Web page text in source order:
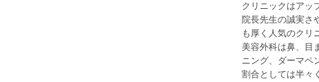
クリニックはアッ
院長先生の誠実さ
も厚く人気のクリ
美容外科は鼻、目
ニング、ダーマペ
割合としては半々